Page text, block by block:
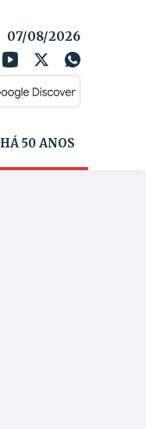
07/08/2026
HÁ 50 ANOS